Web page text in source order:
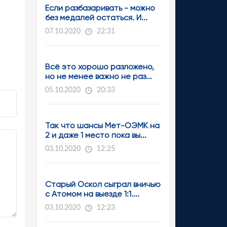
Если разбазаривать - можно
без медалей остаться. И...
07.10.2020 22:31
Всё это хорошо разложено,
но не менее важно не раз...
05.10.2020 20:33
Так что шансы Мет-ОЭМК на
2 и даже 1 место пока вы...
03.10.2020 12:25
Старый Оскол сыграл вничью
с Атомом на выезде 1:1....
03.10.2020 12:23